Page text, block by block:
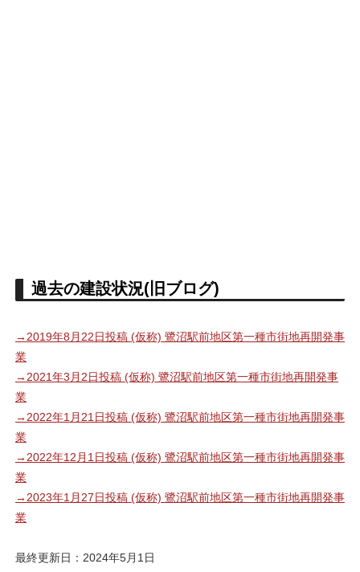
過去の建設状況(旧ブログ)
→2019年8月22日投稿 (仮称) 鷺沼駅前地区第一種市街地再開発事
業
→2021年3月2日投稿 (仮称) 鷺沼駅前地区第一種市街地再開発事
業
→2022年1月21日投稿 (仮称) 鷺沼駅前地区第一種市街地再開発事
業
→2022年12月1日投稿 (仮称) 鷺沼駅前地区第一種市街地再開発事
業
→2023年1月27日投稿 (仮称) 鷺沼駅前地区第一種市街地再開発事
業
最終更新日：2024年5月1日